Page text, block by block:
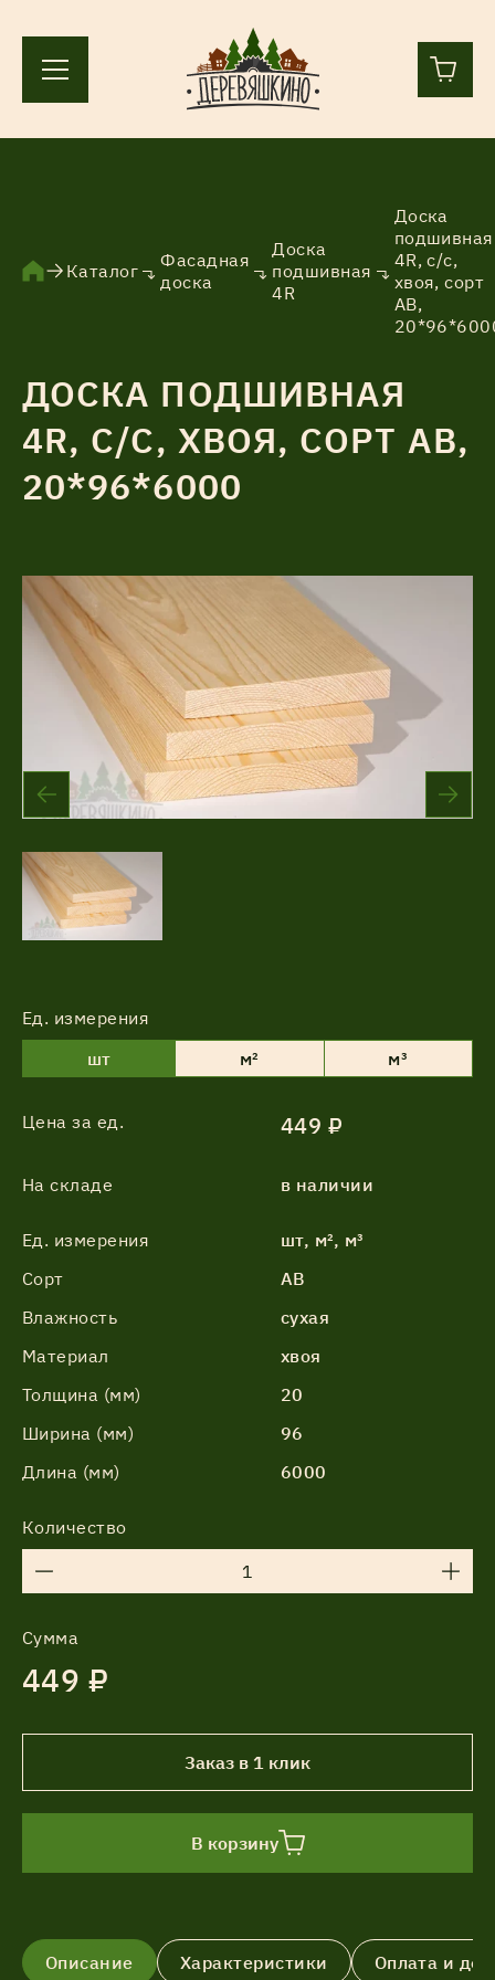
Ленинградская область, Всеволожский р-н, пос.
Лесколово, земля Аньялово.
Каталог
Услуги
Статьи
О компании
Контакты
Каталог
Фасадная
доска
Доска
подшивная
4R
Доска
подшивная
4R, с/с,
хвоя, сорт
АВ,
ДОСКА ПОДШИВНАЯ
4R, С/С, ХВОЯ, СОРТ АВ,
20*96*6000
Ед. измерения
шт
м² м³
Цена за ед. 449 ₽
На складе в наличии
Ед. измерения
шт, м², м³
Сорт
АВ
Влажность
сухая
Материал
хвоя
Толщина (мм)
20
Ширина (мм)
96
Длина (мм)
6000
Количество
Сумма
449 ₽
Заказ в 1 клик
В корзину
Описание Характеристики Оплата и
Соглашение об обработке
персональных данных
Соглашение об обработке
персональных данных